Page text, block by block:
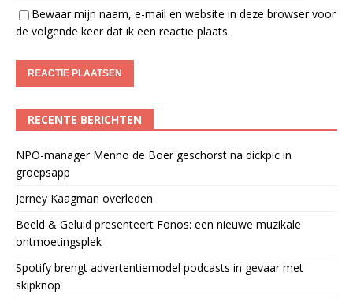
Bewaar mijn naam, e-mail en website in deze browser voor
de volgende keer dat ik een reactie plaats.
RECENTE BERICHTEN
NPO-manager Menno de Boer geschorst na dickpic in
groepsapp
Jerney Kaagman overleden
Beeld & Geluid presenteert Fonos: een nieuwe muzikale
ontmoetingsplek
Spotify brengt advertentiemodel podcasts in gevaar met
skipknop